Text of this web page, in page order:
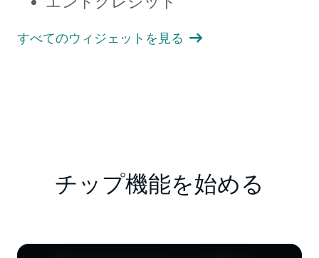
すべてのウィジェットを見る 
チップ機能を始める